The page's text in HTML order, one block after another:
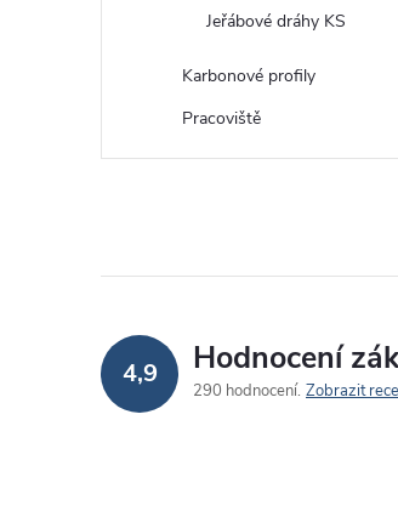
Jeřábové dráhy KS
Karbonové profily
Pracoviště
4,9 Hodnocení
290 hodnocení Zobrazit